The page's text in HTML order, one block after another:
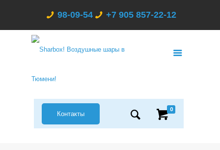
98-09-54 +7 905 857-22-12
0
Контакты